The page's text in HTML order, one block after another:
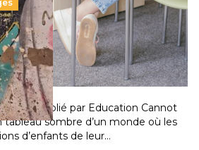
victimes de la guerre, des
des déplacements de
publié par Education Cannot
tableau sombre d’un monde où les
d’enfants de leur…